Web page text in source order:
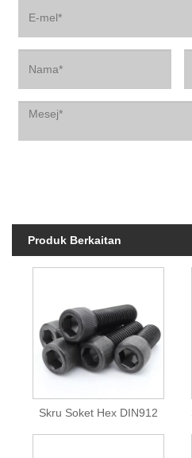
Produk Berkaitan
Skru Soket Hex DIN912